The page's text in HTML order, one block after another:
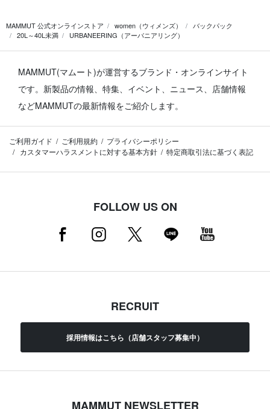
MAMMUT 公式オンラインストア women（ウィメンズ）
バックパック
20L～40L未満
URBANEERING（アーバニアリング）
MAMMUT(マムート)が運営するブランド・オンラインサイト
です。 新製品の情報、特集、イベント、ニュース、店舗情報
などMAMMUTの最新情報をご紹介します。
ご利用ガイド ご利用規約
プライバシーポリシー
カスタマーハラスメントに対する基本方針
特定商取引法に基づく表記
FOLLOW US ON
RECRUIT
採用情報はこちら（店舗スタッフ募集中）
MAMMUT NEWSLETTER